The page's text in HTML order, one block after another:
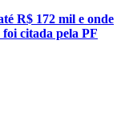
R$ 172 mil e onde
citada pela PF